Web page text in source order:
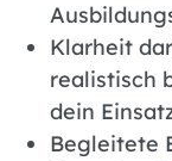
Klarheit
realistisch
dein
Begleitete